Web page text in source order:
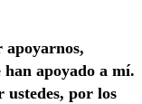
apoyarnos,
apoyado a mí.
ustedes, por los